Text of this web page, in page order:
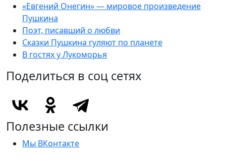
«Евгений Онегин» — мировое произведение
Пушкина
Поэт, писавший о любви
Сказки Пушкина гуляют по планете
В гостях у Лукоморья
Поделиться в соц сетях
Полезные ссылки
Мы ВКонтакте